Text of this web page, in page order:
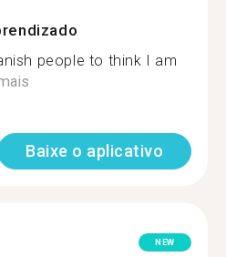
people to think I am
Baixe o aplicativo
NEW